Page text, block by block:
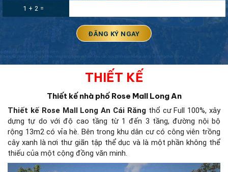
1 + 2 =
THIẾT KẾ
Thiết kế nhà phố Rose Mall Long An
Thiết kế Rose Mall Long An Cái Răngthổ cư Full 100%, xây
dựng tự do với độ cao tầng từ 1 đến 3 tầng, đường nội bộ
rộng 13m2 có vỉa hè. Bên trong khu dân cư có công viên trồng
cây xanh là nơi thư giãn tập thể dục và là một phần không thể
thiếu của một cộng đồng văn minh.